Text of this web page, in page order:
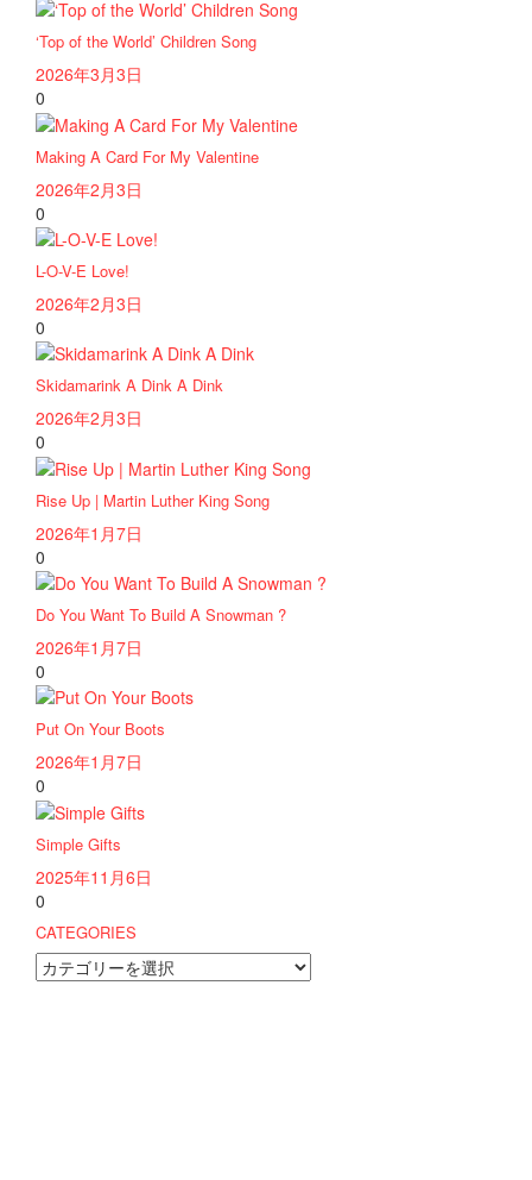
‘Top of the World’ Children Song
2026年3月3日
0
Making A Card For My Valentine
2026年2月3日
0
L-O-V-E Love!
2026年2月3日
0
Skidamarink A Dink A Dink
2026年2月3日
0
Rise Up | Martin Luther King Song
2026年1月7日
0
Do You Want To Build A Snowman ?
2026年1月7日
0
Put On Your Boots
2026年1月7日
0
Simple Gifts
2025年11月6日
0
CATEGORIES
CATEGORIES